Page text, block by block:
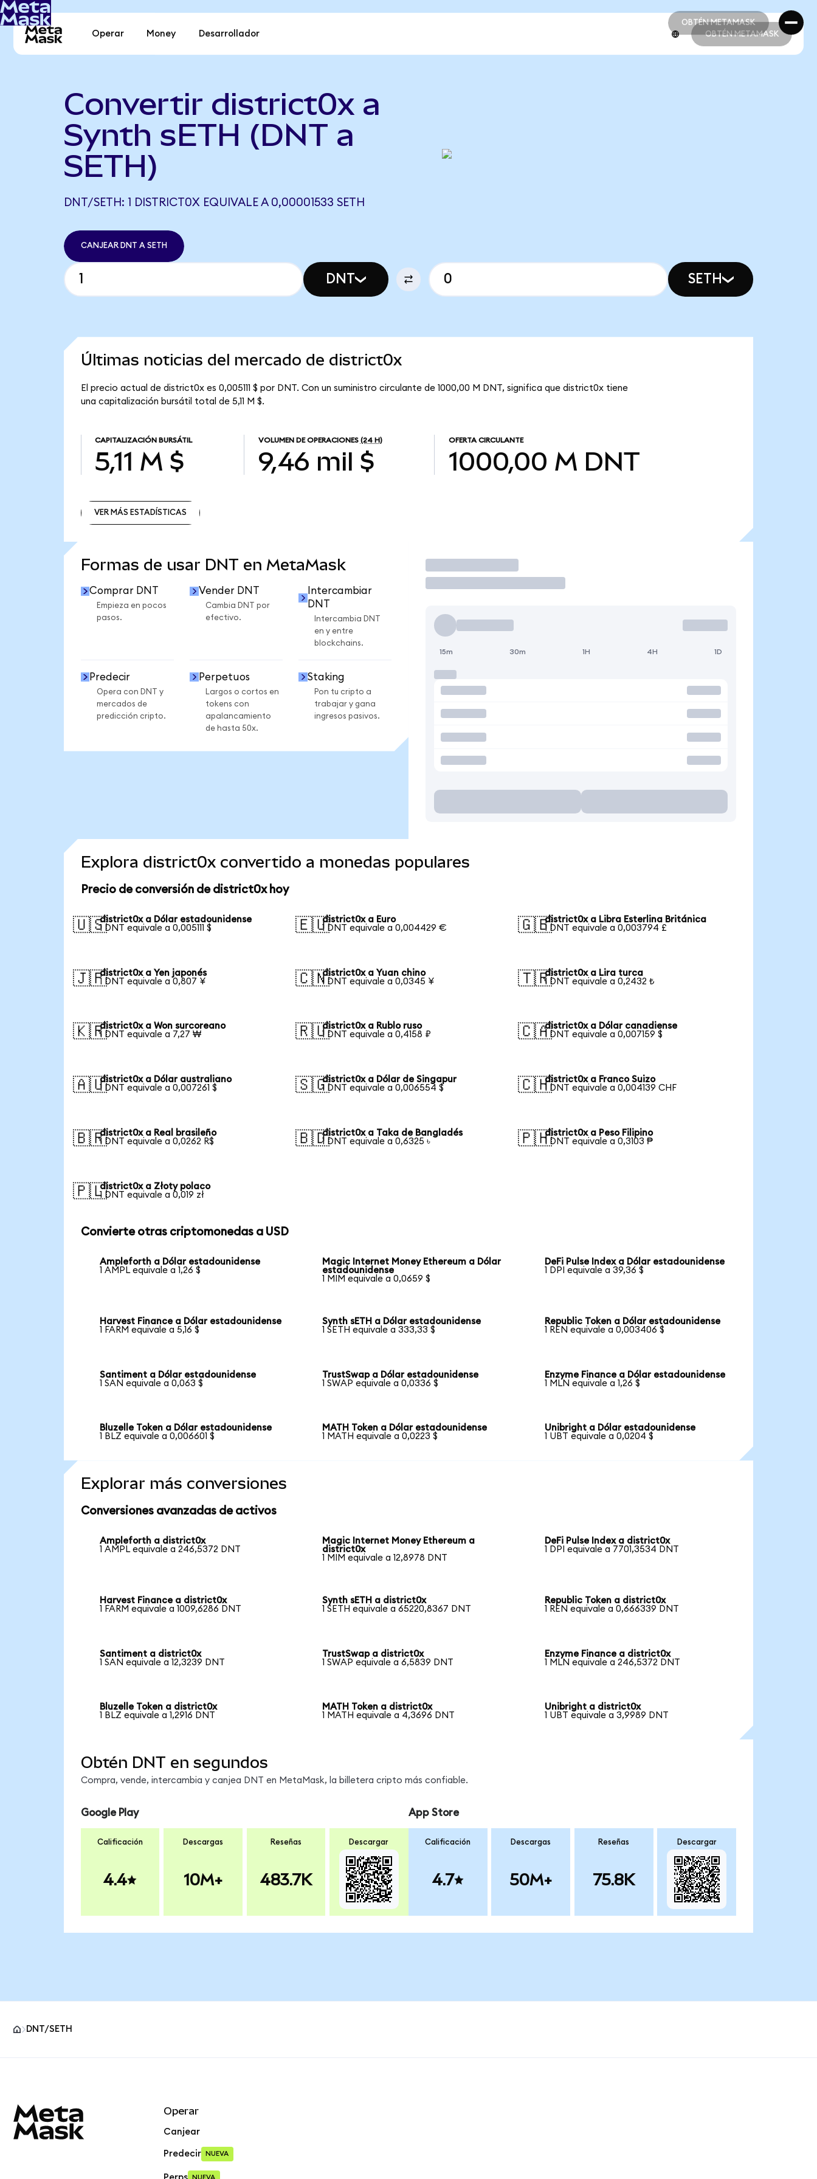
OBTÉN METAMASK
OBTÉN METAMASK
Operar Money Desarrollador OBTÉN METAMASK
Convertir district0x a
Synth sETH (DNT a
SETH)
DNT/SETH: 1 DISTRICT0X EQUIVALE A 0,00001533 SETH
CANJEAR DNT A SETH
DNT SETH
Últimas noticias del mercado de district0x
El precio actual de district0x es 0,005111 $ por DNT. Con un suministro circulante de 1000,00 M DNT, significa que district0x tiene
una capitalización bursátil total de 5,11 M $.
CAPITALIZACIÓN BURSÁTIL
5,11 M $
VOLUMEN DE OPERACIONES (24 H)
9,46 mil $
OFERTA CIRCULANTE
1000,00 M DNT
VER MÁS ESTADÍSTICAS
Formas de usar DNT en MetaMask
Comprar DNT
Empieza en pocos
pasos.
Vender DNT
Cambia DNT por
efectivo.
Intercambiar
DNT
Intercambia DNT
en y entre
blockchains.
Predecir
Opera con DNT y
mercados de
predicción cripto.
Perpetuos
Largos o cortos en
tokens con
apalancamiento
de hasta 50x.
Staking
Pon tu cripto a
trabajar y gana
ingresos pasivos.
Operar
15m 30m 1H 4H 1D
Explora district0x convertido a monedas populares
Precio de conversión de district0x hoy
🇺🇸district0x a Dólar estadounidense
1 DNT equivale a 0,005111 $
🇪🇺district0x a Euro
1 DNT equivale a 0,004429 €
🇬🇧district0x a Libra Esterlina Británica
1 DNT equivale a 0,003794 £
🇯🇵district0x a Yen japonés
1 DNT equivale a 0,807 ¥
🇨🇳district0x a Yuan chino
1 DNT equivale a 0,0345 ¥
🇹🇷district0x a Lira turca
1 DNT equivale a 0,2432 ₺
🇰🇷district0x a Won surcoreano
1 DNT equivale a 7,27 ₩
🇷🇺district0x a Rublo ruso
1 DNT equivale a 0,4158 ₽
🇨🇦district0x a Dólar canadiense
1 DNT equivale a 0,007159 $
🇦🇺district0x a Dólar australiano
1 DNT equivale a 0,007261 $
🇸🇬district0x a Dólar de Singapur
1 DNT equivale a 0,006554 $
🇨🇭district0x a Franco Suizo
1 DNT equivale a 0,004139 CHF
🇧🇷district0x a Real brasileño
1 DNT equivale a 0,0262 R$
🇧🇩district0x a Taka de Bangladés
1 DNT equivale a 0,6325 ৳
🇵🇭district0x a Peso Filipino
1 DNT equivale a 0,3103 ₱
🇵🇱district0x a Złoty polaco
1 DNT equivale a 0,019 zł
Convierte otras criptomonedas a USD
Ampleforth a Dólar estadounidense
1 AMPL equivale a 1,26 $
Magic Internet Money Ethereum a Dólar
estadounidense
1 MIM equivale a 0,0659 $
DeFi Pulse Index a Dólar estadounidense
1 DPI equivale a 39,36 $
Harvest Finance a Dólar estadounidense
1 FARM equivale a 5,16 $
Synth sETH a Dólar estadounidense
1 SETH equivale a 333,33 $
Republic Token a Dólar estadounidense
1 REN equivale a 0,003406 $
Santiment a Dólar estadounidense
1 SAN equivale a 0,063 $
TrustSwap a Dólar estadounidense
1 SWAP equivale a 0,0336 $
Enzyme Finance a Dólar estadounidense
1 MLN equivale a 1,26 $
Bluzelle Token a Dólar estadounidense
1 BLZ equivale a 0,006601 $
MATH Token a Dólar estadounidense
1 MATH equivale a 0,0223 $
Unibright a Dólar estadounidense
1 UBT equivale a 0,0204 $
Explorar más conversiones
Conversiones avanzadas de activos
Ampleforth a district0x
1 AMPL equivale a 246,5372 DNT
Magic Internet Money Ethereum a
district0x
1 MIM equivale a 12,8978 DNT
DeFi Pulse Index a district0x
1 DPI equivale a 7701,3534 DNT
Harvest Finance a district0x
1 FARM equivale a 1009,6286 DNT
Synth sETH a district0x
1 SETH equivale a 65220,8367 DNT
Republic Token a district0x
1 REN equivale a 0,666339 DNT
Santiment a district0x
1 SAN equivale a 12,3239 DNT
TrustSwap a district0x
1 SWAP equivale a 6,5839 DNT
Enzyme Finance a district0x
1 MLN equivale a 246,5372 DNT
Bluzelle Token a district0x
1 BLZ equivale a 1,2916 DNT
MATH Token a district0x
1 MATH equivale a 4,3696 DNT
Unibright a district0x
1 UBT equivale a 3,9989 DNT
Obtén DNT en segundos
Compra, vende, intercambia y canjea DNT en MetaMask, la billetera cripto más confiable.
Google Play
Calificación
4.4
Descargas
10M+
Reseñas
483.7K
Descargar
App Store
Calificación
4.7
Descargas
50M+
Reseñas
75.8K
Descargar
DNT/SETH
Operar
Canjear
Predecir NUEVA
NUEVA